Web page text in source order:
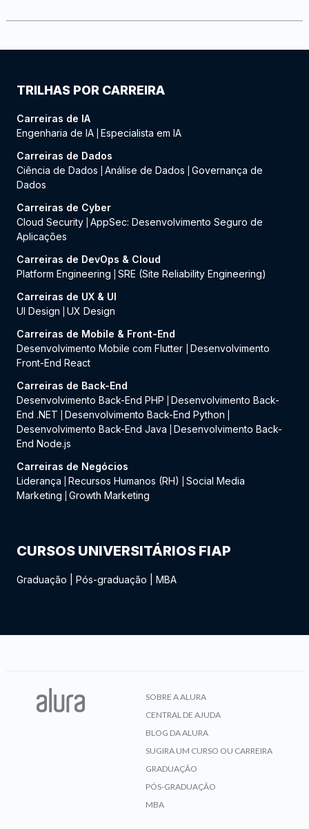
TRILHAS POR CARREIRA
Carreiras de IA
Engenharia de IA Especialista em IA
Carreiras de Dados
Ciência de Dados
Análise de Dados
Governança de
Dados
Carreiras de Cyber
Cloud Security AppSec: Desenvolvimento Seguro de
Aplicações
Carreiras de DevOps & Cloud
Platform Engineering
SRE (Site Reliability Engineering)
Carreiras de UX & UI
UI Design
UX Design
Carreiras de Mobile & Front-End
Desenvolvimento Mobile com Flutter
Desenvolvimento
Front-End React
Carreiras de Back-End
Desenvolvimento Back-End PHP
Desenvolvimento Back-
End .NET
Desenvolvimento Back-End Python
Desenvolvimento Back-End Java
Desenvolvimento Back-
End Node.js
Carreiras de Negócios
Liderança
Recursos Humanos (RH)
Social Media
Marketing
Growth Marketing
CURSOS UNIVERSITÁRIOS FIAP
Graduação Pós-graduação MBA
SOBRE A ALURA
CENTRAL DE AJUDA
BLOG DA ALURA
SUGIRA UM CURSO OU CARREIRA
GRADUAÇÃO
PÓS-GRADUAÇÃO
MBA